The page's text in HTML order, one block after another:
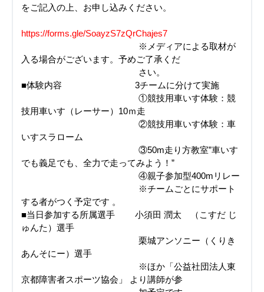
をご記入の上、お申し込みください。
https://forms.gle/SoayzS7zQrChajes7
※メディアによる取材が
入る場合がございます。予めご了承くだ
さい。
■体験内容 3チームに分けて実施
①競技用車いす体験：競
技用車いす（レーサー）10ｍ走
②競技用車いす体験：車
いすスラローム
③50m走り方教室”車いす
でも義足でも、全力で走ってみよう！”
④親子参加型400mリレー
※チームごとにサポート
する者がつく予定です 。
■当日参加する所属選手 小須田 潤太 （こすだ じ
ゅんた）選手
栗城アンソニー（くりき
あんそにー）選手
※ほか「公益社団法人東
京都障害者スポーツ協会」 より講師が参